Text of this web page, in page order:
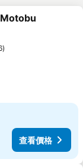
查看價格